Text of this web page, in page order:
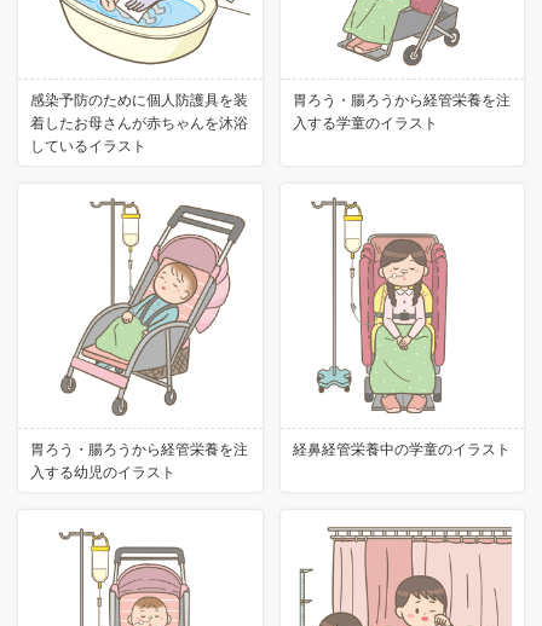
感染予防のために個人防護具を装
着したお母さんが赤ちゃんを沐浴
しているイラスト
胃ろう・腸ろうから経管栄養を注
入する学童のイラスト
胃ろう・腸ろうから経管栄養を注
入する幼児のイラスト
経鼻経管栄養中の学童のイラスト